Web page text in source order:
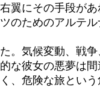
にその手段が
のためのアルテ
気候変動、戦
彼女の悪夢は
、危険な旅とい